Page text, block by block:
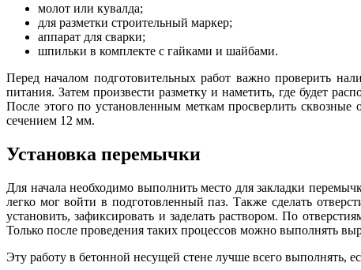
молот или кувалда;
для разметки строительный маркер;
аппарат для сварки;
шпильки в комплекте с гайками и шайбами.
Перед началом подготовительных работ важно проверить
питания. Затем произвести разметку и наметить, где будет
После этого по установленным меткам просверлить
сечением 12 мм.
Установка перемычки
Для начала необходимо выполнить место для закладки
легко мог войти в подготовленный паз. Также сделать
установить, зафиксировать и заделать раствором. По
Только после проведения таких процессов можно выполнять
Эту работу в бетонной несущей стене лучше всего